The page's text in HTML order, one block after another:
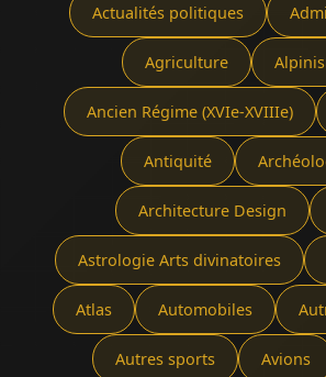
Actualités politiques
Agriculture
Ancien Régime (XVIe-XVIIIe)
Antiquité
Architecture Design
Astrologie Arts divinatoires
Atlas Automobiles
Autres sports Avions